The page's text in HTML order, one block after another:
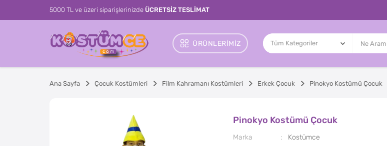
5000 TL ve üzeri siparişlerinizde ÜCRETSİZ TESLİMAT
ÜRÜNLERIMIZ
Ana Sayfa Çocuk Kostümleri Film Kahramanı Kostümleri Erkek Çocuk Pinokyo Kostümü Çocuk
Pinokyo Kostümü Çocuk
Marka Kostümce